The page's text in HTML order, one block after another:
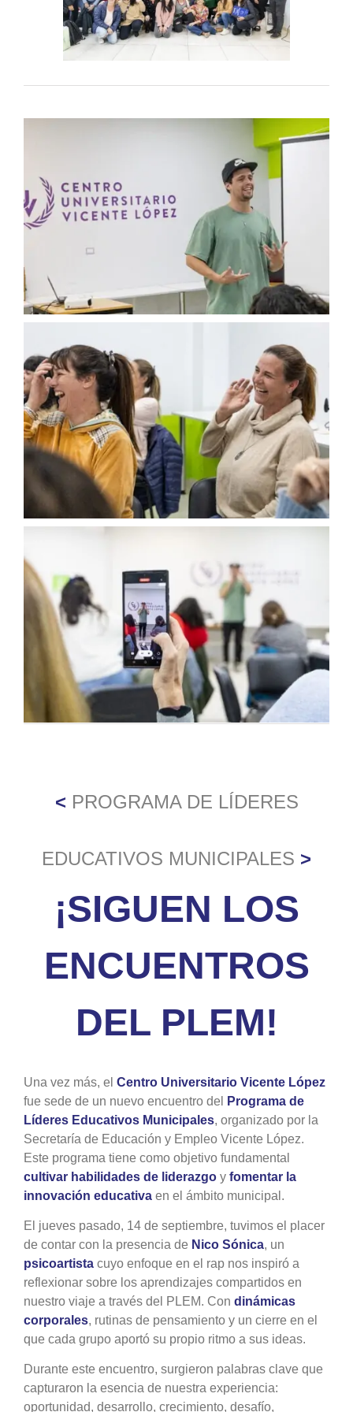
< PROGRAMA DE LÍDERES
EDUCATIVOS MUNICIPALES >
¡SIGUEN LOS
ENCUENTROS
DEL PLEM!
Una vez más, el Centro Universitario Vicente López
fue sede de un nuevo encuentro del
Programa de
Líderes Educativos Municipales, organizado por la
Secretaría de Educación y Empleo Vicente López.
Este programa tiene como objetivo fundamental
cultivar habilidades de liderazgo y fomentar la
innovación educativa en el ámbito municipal.
El jueves pasado, 14 de septiembre, tuvimos el placer
de contar con la presencia de Nico Sónica, un
psicoartista cuyo enfoque en el rap nos inspiró a
reflexionar sobre los aprendizajes compartidos en
nuestro viaje a través del PLEM. Con dinámicas
corporales, rutinas de pensamiento y un cierre en el
que cada grupo aportó su propio ritmo a sus ideas.
Durante este encuentro, surgieron palabras clave que
capturaron la esencia de nuestra experiencia:
oportunidad, desarrollo, crecimiento, desafío,